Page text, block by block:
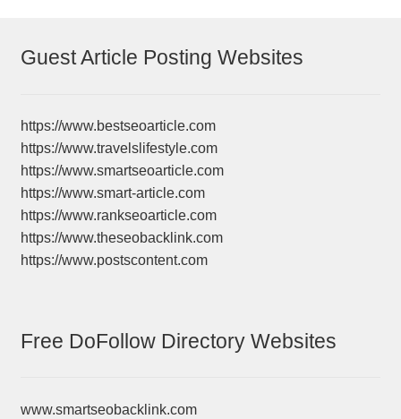
Guest Article Posting Websites
https://www.bestseoarticle.com
https://www.travelslifestyle.com
https://www.smartseoarticle.com
https://www.smart-article.com
https://www.rankseoarticle.com
https://www.theseobacklink.com
https://www.postscontent.com
Free DoFollow Directory Websites
www.smartseobacklink.com